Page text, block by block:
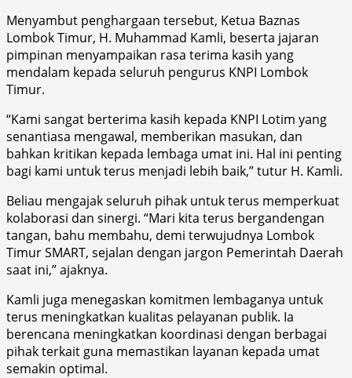
Menyambut penghargaan tersebut, Ketua Baznas
Lombok Timur, H. Muhammad Kamli, beserta jajaran
pimpinan menyampaikan rasa terima kasih yang
mendalam kepada seluruh pengurus KNPI Lombok
Timur.
“Kami sangat berterima kasih kepada KNPI Lotim yang
senantiasa mengawal, memberikan masukan, dan
bahkan kritikan kepada lembaga umat ini. Hal ini penting
bagi kami untuk terus menjadi lebih baik,” tutur H. Kamli.
Beliau mengajak seluruh pihak untuk terus memperkuat
kolaborasi dan sinergi. “Mari kita terus bergandengan
tangan, bahu membahu, demi terwujudnya Lombok
Timur SMART, sejalan dengan jargon Pemerintah Daerah
saat ini,” ajaknya.
Kamli juga menegaskan komitmen lembaganya untuk
terus meningkatkan kualitas pelayanan publik. Ia
berencana meningkatkan koordinasi dengan berbagai
pihak terkait guna memastikan layanan kepada umat
semakin optimal.